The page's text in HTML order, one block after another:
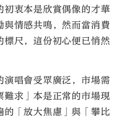
初衷本是欣賞偶像的才華
情感共鳴，然而當消費
標尺，這份初心便已悄然
演唱會受眾廣泛，市場需
難求」本是正常的市場現
的「放大焦慮」與「攀比